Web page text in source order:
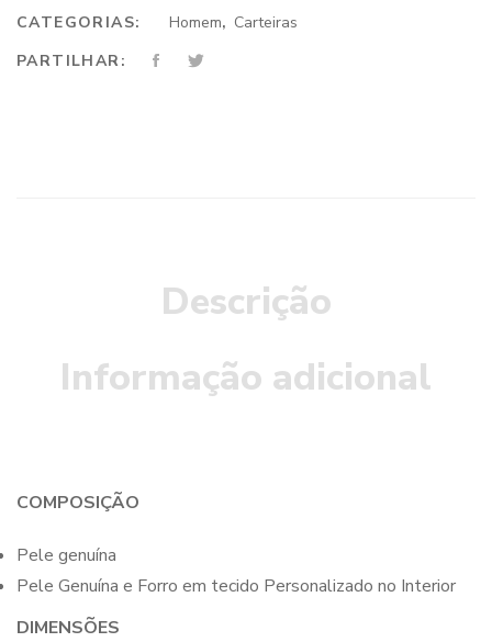
CATEGORIAS:
Homem, Carteiras
PARTILHAR:
Descrição
Informação adicional
COMPOSIÇÃO
Pele genuína
Pele Genuína e Forro em tecido Personalizado no Interior
DIMENSÕES